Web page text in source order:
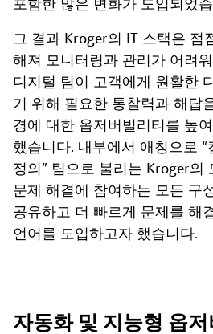
포함한 많은 변화가 도입되었
그 결과 Kroger의 IT 스택은 점
해져 모니터링과 관리가 어려
디지털 팀이 고객에게 원활한
기 위해 필요한 통찰력과 해답
경에 대한 옵저버빌리티를 높
했습니다. 내부에서 애칭으로
정의” 팀으로 불리는 Kroger의
문제 해결에 참여하는 모든 구
공유하고 더 빠르게 문제를 해
언어를 도입하고자 했습니다.
자동화 및 지능형 옵